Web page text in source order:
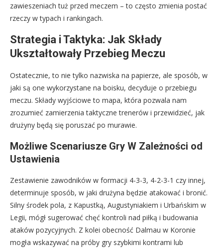
zawieszeniach tuż przed meczem – to często zmienia postać
rzeczy w typach i rankingach.
Strategia i Taktyka: Jak Składy
Ukształtowały Przebieg Meczu
Ostatecznie, to nie tylko nazwiska na papierze, ale sposób, w
jaki są one wykorzystane na boisku, decyduje o przebiegu
meczu. Składy wyjściowe to mapa, która pozwala nam
zrozumieć zamierzenia taktyczne trenerów i przewidzieć, jak
drużyny będą się poruszać po murawie.
Możliwe Scenariusze Gry W Zależności od
Ustawienia
Zestawienie zawodników w formacji 4-3-3, 4-2-3-1 czy innej,
determinuje sposób, w jaki drużyna będzie atakować i bronić.
Silny środek pola, z Kapustką, Augustyniakiem i Urbańskim w
Legii, mógł sugerować chęć kontroli nad piłką i budowania
ataków pozycyjnych. Z kolei obecność Dalmau w Koronie
mogła wskazywać na próby gry szybkimi kontrami lub